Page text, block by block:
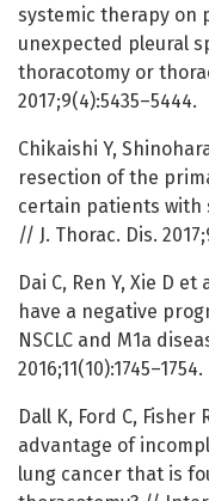
systemic therapy on
unexpected pleural
thoracotomy or
2017;9(4):5435–5444.
Chikaishi Y,
resection of the
certain patients with
// J. Thorac. Dis.
Dai C, Ren Y, Xie D
have a negative
NSCLC and M1a
2016;11(10):1745–1754.
Dall K, Ford C,
advantage of
lung cancer that is